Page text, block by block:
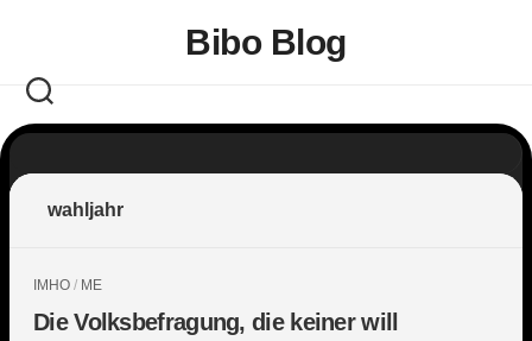
Bibo Blog
wahljahr
IMHO / ME
Die Volksbefragung, die keiner will